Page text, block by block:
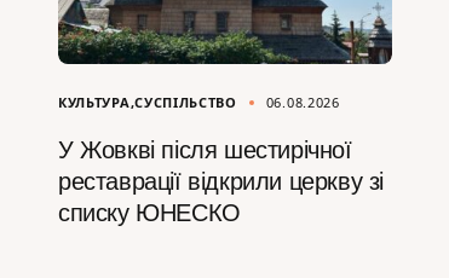
КУЛЬТУРА СУСПІЛЬСТВО 06.08.2026
У Жовкві після шестирічної
реставрації відкрили церкву зі
списку ЮНЕСКО